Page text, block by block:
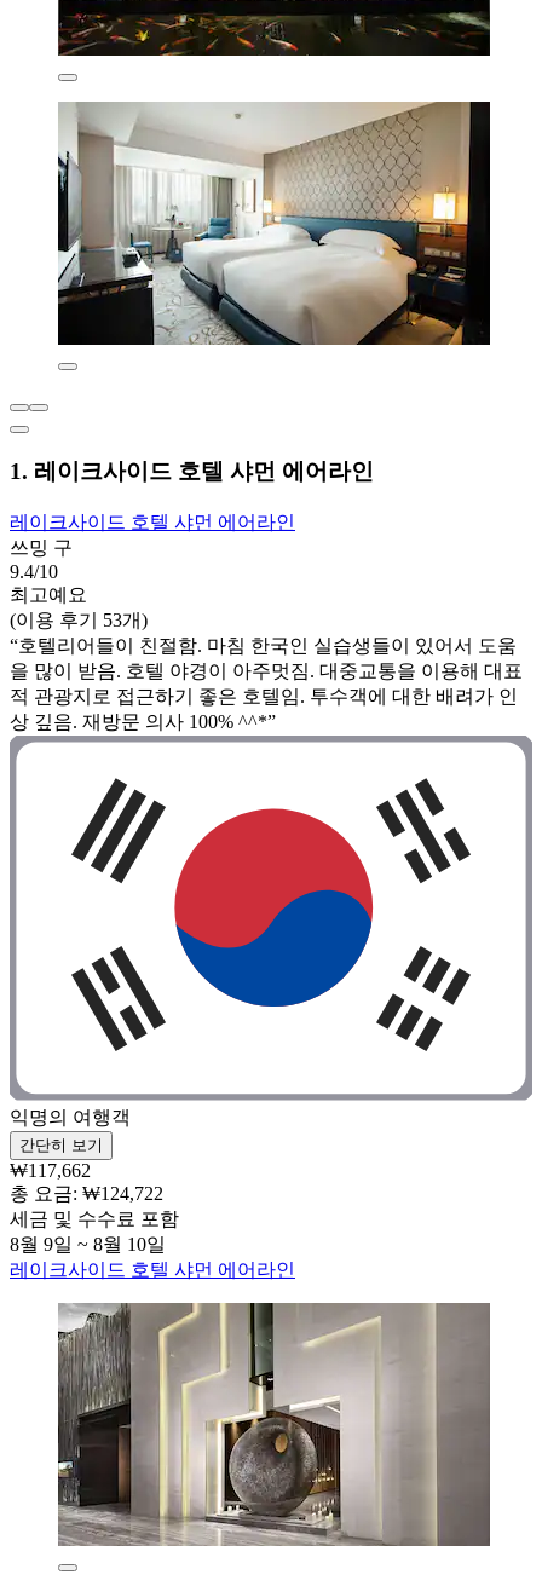
1. 레이크사이드 호텔 샤먼 에어라인
레이크사이드 호텔 샤먼 에어라인
쓰밍 구
9.4/10
최고예요
(이용 후기 53개)
“호텔리어들이 친절함. 마침 한국인 실습생들이 있어서 도움
을 많이 받음. 호텔 야경이 아주멋짐. 대중교통을 이용해 대표
적 관광지로 접근하기 좋은 호텔임. 투수객에 대한 배려가 인
상 깊음. 재방문 의사 100% ^^*”
익명의 여행객
간단히 보기
₩117,662
총 요금: ₩124,722
세금 및 수수료 포함
8월 9일 ~ 8월 10일
레이크사이드 호텔 샤먼 에어라인